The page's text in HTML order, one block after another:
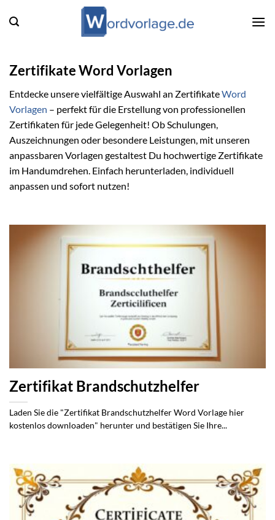
Inhalt
Zertifikate Word Vorlagen
Entdecke unsere vielfältige Auswahl an ZertifikateWord
Vorlagen – perfekt für die Erstellung von professionellen
Zertifikaten für jede Gelegenheit! Ob Schulungen,
Auszeichnungen oder besondere Leistungen, mit unseren
anpassbaren Vorlagen gestaltest Du hochwertige Zertifikate
im Handumdrehen. Einfach herunterladen, individuell
anpassen und sofort nutzen!
Zertifikat Brandschutzhelfer
Laden Sie die "Zertifikat Brandschutzhelfer Word Vorlage hier
kostenlos downloaden" herunter und bestätigen Sie Ihre...